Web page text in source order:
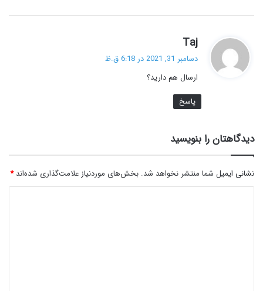
Taj
ت
:
دسامبر 31, 2021 در 6:18 ق.ظ
ارسال هم دارید؟
پاسخ
دیدگاهتان را بنویسید
نشانی ایمیل شما منتشر نخواهد شد. بخش‌های موردنیاز علامت‌گذاری شده‌اند*